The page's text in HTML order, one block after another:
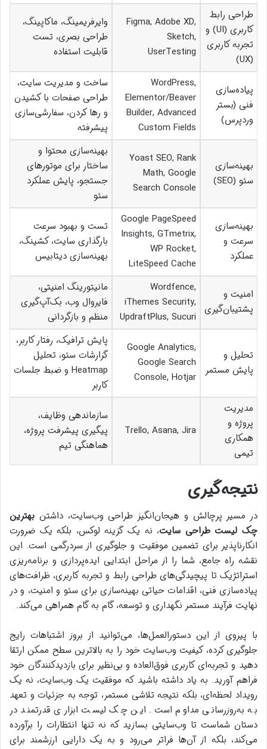
طراحی رابط
کاربری (UI) و
تجربه کاربری
(UX)
Figma, Adobe XD,
Sketch,
UserTesting
وایرفریمینگ، ماکاپینگ،
طراحی بصری، تست
قابلیت استفاده
پیاده‌سازی
فنی (بستر
وردپرس)
WordPress,
Elementor/Beaver
Builder, Advanced
Custom Fields
ساخت و مدیریت سایت،
طراحی صفحات با کشیدن
و رها کردن، سفارشی‌سازی
پیشرفته
بهینه‌سازی
سئو (SEO)
Yoast SEO, Rank
Math, Google
Search Console
بهینه‌سازی محتوا و
ساختار برای موتورهای
جستجو، پایش عملکرد
سئو
بهینه‌سازی
سرعت و
عملکرد
Google PageSpeed
Insights, GTmetrix,
WP Rocket,
LiteSpeed Cache
تست و بهبود سرعت
بارگذاری سایت، کشینگ،
بهینه‌سازی دیتابیس
امنیت و
پشتیبان‌گیری
Wordfence,
iThemes Security,
UpdraftPlus, Sucuri
مانیتورینگ امنیتی،
فایروال وب، بک‌آپ‌گیری
منظم و بازگردانی
تحلیل و
پایش مستمر
Google Analytics,
Google Search
Console, Hotjar
پایش ترافیک، رفتار کاربر،
گزارشات سئو، تحلیل
Heatmap و ضبط جلسات
کاربر
مدیریت
پروژه و
همکاری
تیمی
Trello, Asana, Jira
سازماندهی وظایف،
پیگیری پیشرفت پروژه،
هماهنگی تیم
نتیجه‌گیری
در مسیر پرچالش و هیجان‌انگیز طراحی وب‌سایت، داشتن بهترین
چک لیست طراحی سایت، نه یک گزینه لوکس، بلکه یک ضرورت
انکارناپذیر برای تضمین موفقیت و جلوگیری از سردرگمی است. این
نقشه راه جامع، شما را از مراحل ابتدایی ایده‌پردازی و برنامه‌ریزی
استراتژیک تا پیچیدگی‌های طراحی رابط و تجربه کاربری، ظرافت‌های
پیاده‌سازی فنی، اقدامات حیاتی بهینه‌سازی برای سئو و امنیت، و در
نهایت فرآیند مستمر نگهداری و توسعه، گام به گام همراهی می‌کند.
با پیروی از این دستورالعمل‌ها، می‌توانید از بروز اشتباهات رایج
جلوگیری کرده، کیفیت وب‌سایت خود را به بالاترین سطح ممکن ارتقا
دهید و تجربه‌ای کاربری فوق‌العاده و بی‌نظیر برای بازدیدکنندگان خود
فراهم آورید. به یاد داشته باشید که موفقیت یک وب‌سایت، نه یک
رویداد لحظه‌ای، بلکه نتیجه تلاشی مستمر، توجه به جزئیات و تعهد
به به‌روزرسانی مداوم است. این چک لیست ابزاری قدرتمند در
دستان شماست تا وب‌سایتی بسازید که نه تنها انتظارات را برآورده
می‌کند، بلکه از آن‌ها فراتر می‌رود و به یک دارایی ارزشمند برای